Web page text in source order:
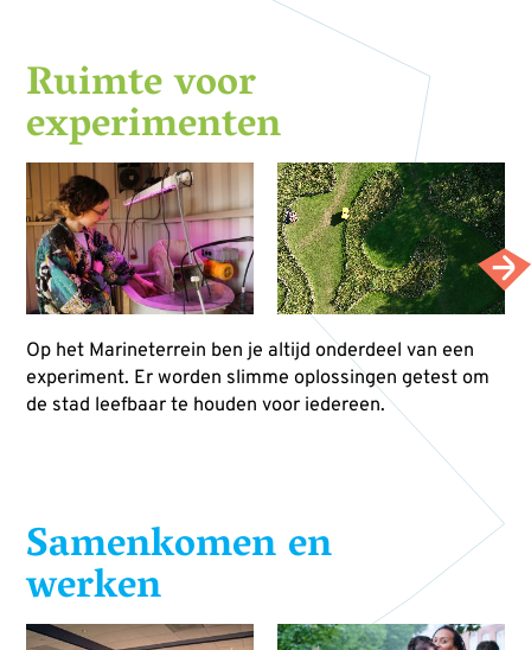
Ruimte voor
experimenten
Op het Marineterrein ben je altijd onderdeel van een
experiment. Er worden slimme oplossingen getest om
de stad leefbaar te houden voor iedereen.
Samenkomen en
werken